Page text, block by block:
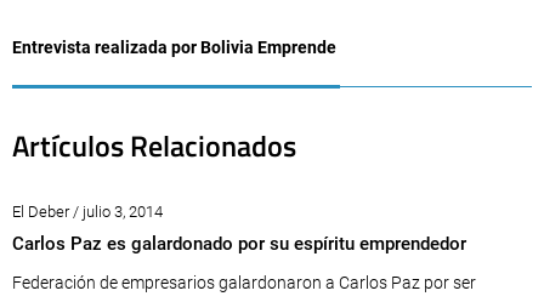
Entrevista realizada por Bolivia Emprende
Artículos Relacionados
El Deber / julio 3, 2014
Carlos Paz es galardonado por su espíritu emprendedor
Federación de empresarios galardonaron a Carlos Paz por ser